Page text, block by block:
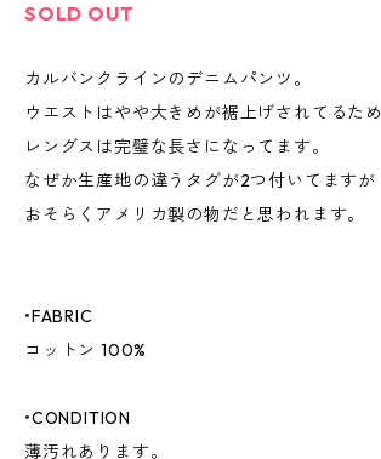
SOLD OUT
カルバンクラインのデニムパンツ。
ウエストはやや大きめが裾上げされてるため
レングスは完璧な長さになってます。
なぜか生産地の違うタグが2つ付いてますが
おそらくアメリカ製の物だと思われます。
•FABRIC
コットン 100%
•CONDITION
薄汚れあります。